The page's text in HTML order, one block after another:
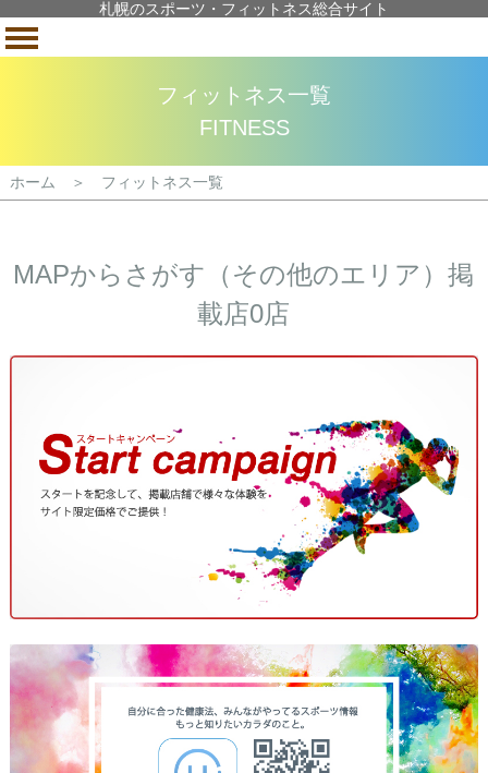
札幌のスポーツ・フィットネス総合サイト
フィットネス一覧
FITNESS
ホーム ＞ フィットネス一覧
MAPからさがす（その他のエリア）掲
載店0店